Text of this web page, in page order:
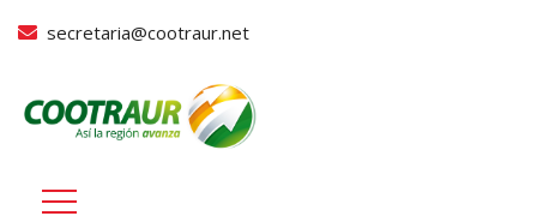
secretaria@cootraur.net